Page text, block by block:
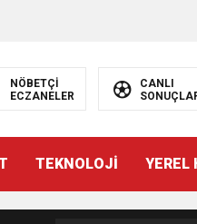
NÖBETÇİ
ECZANELER
CANLI
TEKNOLOJİ YEREL